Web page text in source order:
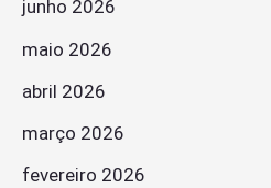
junho 2026
maio 2026
abril 2026
março 2026
fevereiro 2026